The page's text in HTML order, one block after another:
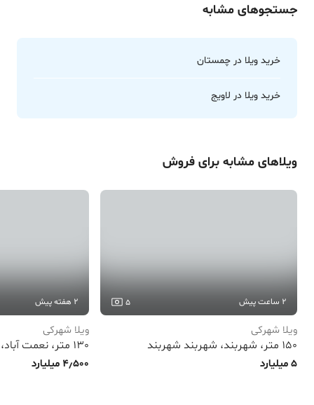
جستجوهای مشابه
خرید ویلا در چمستان
خرید ویلا در لاویج
ویلا‌های مشابه برای فروش
2 ساعت پیش 5
ویلا شهرکی
150 متر، شهربند، شهربند شهربند
5 میلیارد
2 هفته پیش
ویلا شهرکی
130 متر، نعمت آباد، نعمت‌آباد
4٫500 میلیارد